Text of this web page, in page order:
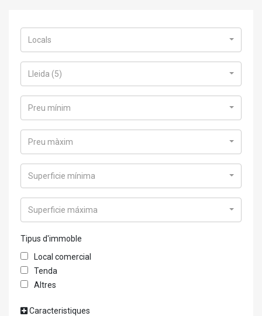
Locals
Lleida (5)
Preu mínim
Preu màxim
Superficie mínima
Superficie máxima
Tipus d'immoble
Local comercial
Tenda
Altres
Caracteristiques